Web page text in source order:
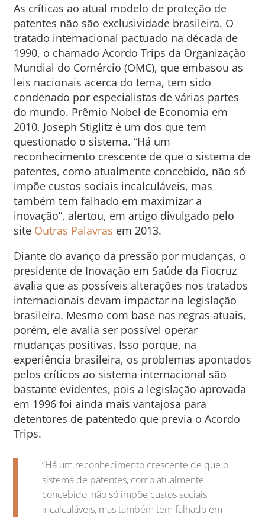
As críticas ao atual modelo de proteção de
patentes não são exclusividade brasileira. O
tratado internacional pactuado na década de
1990, o chamado Acordo Trips da Organização
Mundial do Comércio (OMC), que embasou as
leis nacionais acerca do tema, tem sido
condenado por especialistas de várias partes
do mundo. Prêmio Nobel de Economia em
2010, Joseph Stiglitz é um dos que tem
questionado o sistema. “Há um
reconhecimento crescente de que o sistema de
patentes, como atualmente concebido, não só
impõe custos sociais incalculáveis, mas
também tem falhado em maximizar a
inovação”, alertou, em artigo divulgado pelo
site Outras Palavras em 2013.
Diante do avanço da pressão por mudanças, o
presidente de Inovação em Saúde da Fiocruz
avalia que as possíveis alterações nos tratados
internacionais devam impactar na legislação
brasileira. Mesmo com base nas regras atuais,
porém, ele avalia ser possível operar
mudanças positivas. Isso porque, na
experiência brasileira, os problemas apontados
pelos críticos ao sistema internacional são
bastante evidentes, pois a legislação aprovada
em 1996 foi ainda mais vantajosa para
detentores de patentedo que previa o Acordo
Trips.
“Há um reconhecimento crescente de que o
sistema de patentes, como atualmente
concebido, não só impõe custos sociais
incalculáveis, mas também tem falhado em